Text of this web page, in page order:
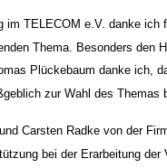
im TELECOM e.V. danke ich
Thema. Besonders den
Plückebaum danke ich,
zur Wahl des Themas
Carsten Radke von der
bei der Erarbeitung der